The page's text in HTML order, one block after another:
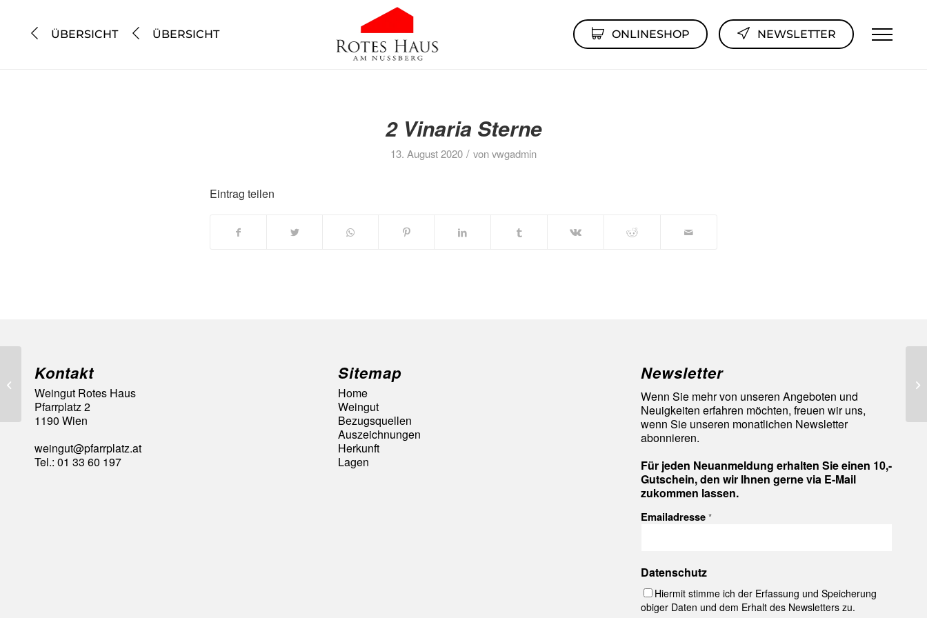
ÜBERSICHT ÜBERSICHT ONLINESHOP NEWSLETTER
2 Vinaria Sterne
13. August 2020 / vonvwgadmin
Eintrag teilen
Kontakt
Weingut Rotes Haus
Pfarrplatz 2
1190 Wien
weingut@pfarrplatz.at
Tel.: 01 33 60 197
Sitemap
Home
Weingut
Bezugsquellen
Auszeichnungen
Herkunft
Lagen
Newsletter
Wenn Sie mehr von unseren Angeboten und
Neuigkeiten erfahren möchten, freuen wir uns,
wenn Sie unseren monatlichen Newsletter
abonnieren.
Für jeden Neuanmeldung erhalten Sie einen 10,-
Gutschein, den wir Ihnen gerne via E-Mail
zukommen lassen.
Emailadresse*
Datenschutz
Hiermit stimme ich der Erfassung und Speicherung
obiger Daten und dem Erhalt des Newsletters zu.
Goldmedaille Wiener
Landesweinbewertung